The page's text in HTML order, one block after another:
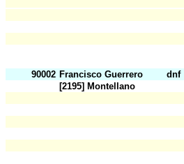
90002 Francisco Guerrero dnf
[2195] Montellano